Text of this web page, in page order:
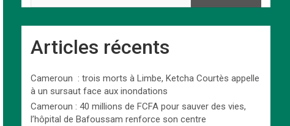
Articles récents
Cameroun : trois morts à Limbe, Ketcha Courtès appelle
à un sursaut face aux inondations
Cameroun : 40 millions de FCFA pour sauver des vies,
l’hôpital de Bafoussam renforce son centre